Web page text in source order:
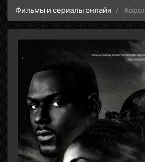
Фильмы и сериалы онлайн